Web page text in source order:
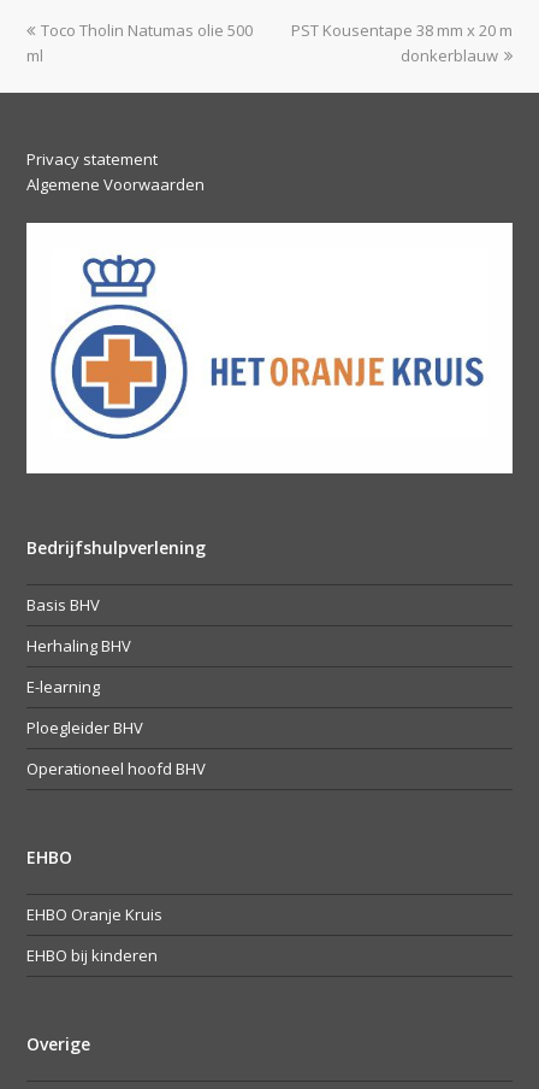
previous
post:
Toco Tholin Natumas olie 500
ml
next
PST Kousentape 38 mm x 20 m
donkerblauw
Privacy statement
Algemene Voorwaarden
Bedrijfshulpverlening
Basis BHV
Herhaling BHV
E-learning
Ploegleider BHV
Operationeel hoofd BHV
EHBO
EHBO Oranje Kruis
EHBO bij kinderen
Overige